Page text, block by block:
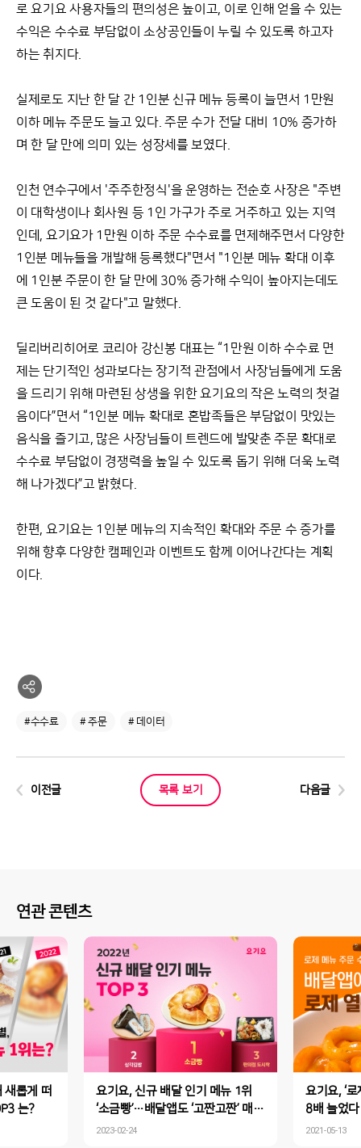
로 요기요 사용자들의 편의성은 높이고, 이로 인해 얻을 수 있는
수익은 수수료 부담없이 소상공인들이 누릴 수 있도록 하고자
하는 취지다.
실제로도 지난 한 달 간 1인분 신규 메뉴 등록이 늘면서 1만원
이하 메뉴 주문도 늘고 있다. 주문 수가 전달 대비 10% 증가하
며 한 달 만에 의미 있는 성장세를 보였다.
인천 연수구에서 '주주한정식'을 운영하는 전순호 사장은 "주변
이 대학생이나 회사원 등 1인 가구가 주로 거주하고 있는 지역
인데, 요기요가 1만원 이하 주문 수수료를 면제해주면서 다양한
1인분 메뉴들을 개발해 등록했다"면서 "1인분 메뉴 확대 이후
에 1인분 주문이 한 달 만에 30% 증가해 수익이 높아지는데도
큰 도움이 된 것 같다"고 말했다.
딜리버리히어로 코리아 강신봉 대표는 “1만원 이하 수수료 면
제는 단기적인 성과보다는 장기적 관점에서 사장님들에게 도움
을 드리기 위해 마련된 상생을 위한 요기요의 작은 노력의 첫걸
음이다”면서 “1인분 메뉴 확대로 혼밥족들은 부담없이 맛있는
음식을 즐기고, 많은 사장님들이 트렌드에 발맞춘 주문 확대로
수수료 부담없이 경쟁력을 높일 수 있도록 돕기 위해 더욱 노력
해 나가겠다”고 밝혔다.
한편, 요기요는 1인분 메뉴의 지속적인 확대와 주문 수 증가를
위해 향후 다양한 캠페인과 이벤트도 함께 이어나간다는 계획
이다.
#수수료 # 주문 # 데이터
이전글 목록 보기 다음글
연관 콘텐츠
새롭게 떠
는?
요기요, 신규 배달 인기 메뉴 1위
‘소금빵’…배달앱도 ‘고짠고짠’ 매력
에 빠졌다!
2023-02-24
요기요, ‘
8배 늘었
‘로제’ 열풍
2021-05-13